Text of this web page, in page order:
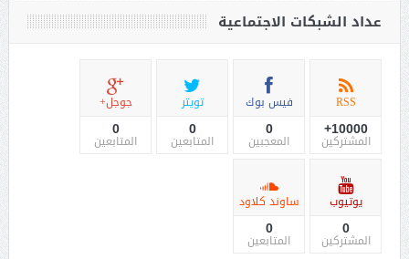
عداد الشبكات الاجتماعية
RSS
10000+
المشتركين
فيس بوك
0
المعجبين
تويتر
0
المتابعين
جوجل+
0
المتابعين
يوتيوب
0
المشتركين
ساوند كلاود
0
المتابعين